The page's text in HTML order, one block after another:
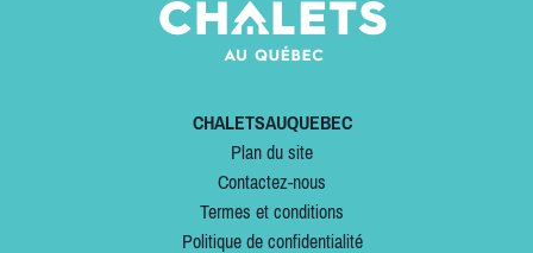
CHALETSAUQUEBEC
Plan du site
Contactez-nous
Termes et conditions
Politique de confidentialité